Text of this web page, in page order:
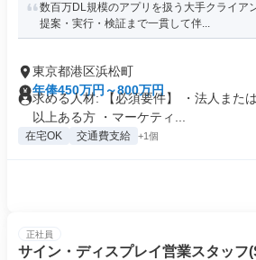
数百万DL規模のアプリを扱う大手クライア
提案・実行・検証まで一貫して伴...
東京都港区浜松町
年俸450万円～800万円
求める人材: 【必須要件】 ・法人また
以上ある方 ・マーケティ...
在宅OK 交通費支給 +1個
正社員
サイン・ディスプレイ営業スタッフ